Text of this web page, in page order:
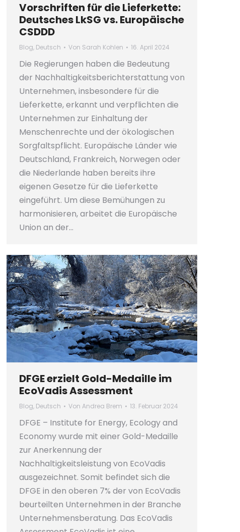
Vorschriften für die Lieferkette:
Deutsches LkSG vs. Europäische
CSDDD
Blog, Deutsch Von Sarah Kohlen 16. April 2024
Die Regierungen haben die Bedeutung
der Nachhaltigkeitsberichterstattung von
Unternehmen, insbesondere für die
Lieferkette, erkannt und verpflichten die
Unternehmen zur Einhaltung der
Menschenrechte und der ökologischen
Sorgfaltspflicht. Europäische Länder wie
Deutschland, Frankreich, Norwegen oder
die Niederlande haben bereits ihre
eigenen Gesetze für die Lieferkette
eingeführt. Um diese Bemühungen zu
harmonisieren, arbeitet die Europäische
Union an der…
DFGE erzielt Gold-Medaille im
EcoVadis Assessment
Blog, Deutsch Von Andrea Brem 13. Februar 2024
DFGE – Institute for Energy, Ecology and
Economy wurde mit einer Gold-Medaille
zur Anerkennung der
Nachhaltigkeitsleistung von EcoVadis
ausgezeichnet. Somit befindet sich die
DFGE in den oberen 7% der von EcoVadis
beurteilten Unternehmen in der Branche
Unternehmensberatung. Das EcoVadis